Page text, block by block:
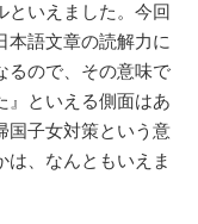
といえました。今回
本語文章の読解力に
るので、その意味で
』といえる側面はあ
国子女対策という意
は、なんともいえま